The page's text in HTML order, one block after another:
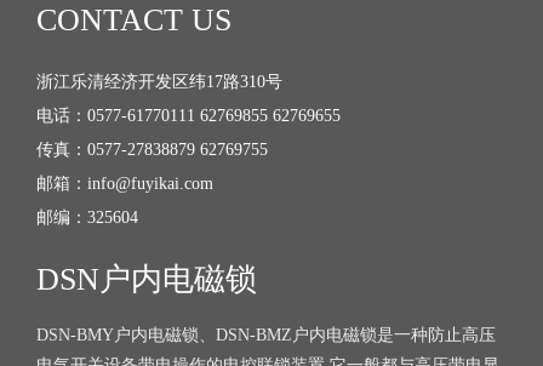
CONTACT US
浙江乐清经济开发区纬17路310号
电话：0577-61770111 62769855 62769655
传真：0577-27838879 62769755
邮箱：info@fuyikai.com
邮编：325604
DSN户内电磁锁
DSN-BMY户内电磁锁、DSN-BMZ户内电磁锁是一种防止高压